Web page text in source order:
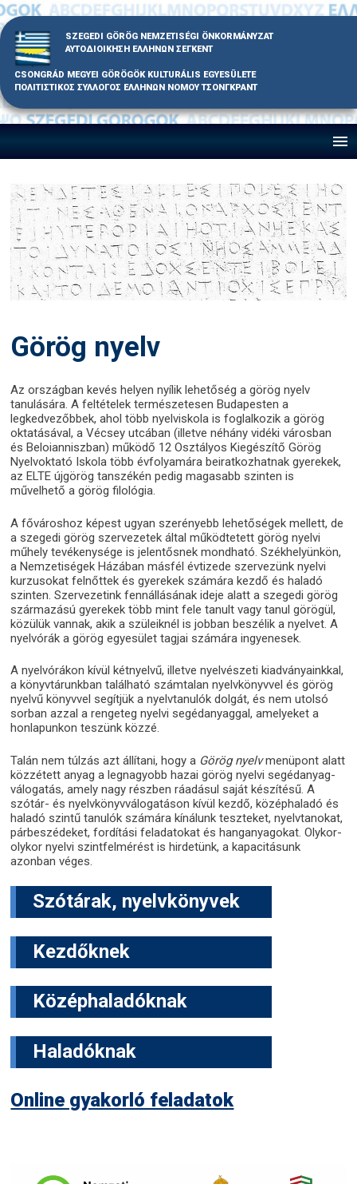
Skip
to
content
SZEGEDI GÖRÖG NEMZETISÉGI ÖNKORMÁNYZAT
ΑΥΤΟΔΙΟΙΚΗΣΗ ΕΛΛΗΝΩΝ ΣΕΓΚΕΝΤ
CSONGRÁD MEGYEI GÖRÖGÖK KULTURÁLIS EGYESÜLETE
ΠΟΛΙΤΙΣΤΙΚΟΣ ΣΥΛΛΟΓΟΣ ΕΛΛΗΝΩΝ ΝΟΜΟΥ ΤΣΟΝΓΚΡΑΝΤ
Görög nyelv
Az országban kevés helyen nyílik lehetőség a görög nyelv
tanulására. A feltételek természetesen Budapesten a
legkedvezőbbek, ahol több nyelviskola is foglalkozik a görög
oktatásával, a Vécsey utcában (illetve néhány vidéki városban
és Beloianniszban) működő 12 Osztályos Kiegészítő Görög
Nyelvoktató Iskola több évfolyamára beiratkozhatnak gyerekek,
az ELTE újgörög tanszékén pedig magasabb szinten is
művelhető a görög filológia.
A fővároshoz képest ugyan szerényebb lehetőségek mellett, de
a szegedi görög szervezetek által működtetett görög nyelvi
műhely tevékenysége is jelentősnek mondható. Székhelyünkön,
a Nemzetiségek Házában másfél évtizede szervezünk nyelvi
kurzusokat felnőttek és gyerekek számára kezdő és haladó
szinten. Szervezetink fennállásának ideje alatt a szegedi görög
származású gyerekek több mint fele tanult vagy tanul görögül,
közülük vannak, akik a szüleiknél is jobban beszélik a nyelvet. A
nyelvórák a görög egyesület tagjai számára ingyenesek.
A nyelvórákon kívül kétnyelvű, illetve nyelvészeti kiadványainkkal,
a könyvtárunkban található számtalan nyelvkönyvvel és görög
nyelvű könyvvel segítjük a nyelvtanulók dolgát, és nem utolsó
sorban azzal a rengeteg nyelvi segédanyaggal, amelyeket a
honlapunkon teszünk közzé.
Talán nem túlzás azt állítani, hogy a Görög nyelvmenüpont alatt
közzétett anyag a legnagyobb hazai görög nyelvi segédanyag-
válogatás, amely nagy részben ráadásul saját készítésű. A
szótár- és nyelvkönyvválogatáson kívül kezdő, középhaladó és
haladó szintű tanulók számára kínálunk teszteket, nyelvtanokat,
párbeszédeket, fordítási feladatokat és hanganyagokat. Olykor-
olykor nyelvi szintfelmérést is hirdetünk, a kapacitásunk
azonban véges.
Szótárak, nyelvkönyvek
Kezdőknek
Középhaladóknak
Haladóknak
Online gyakorló feladatok